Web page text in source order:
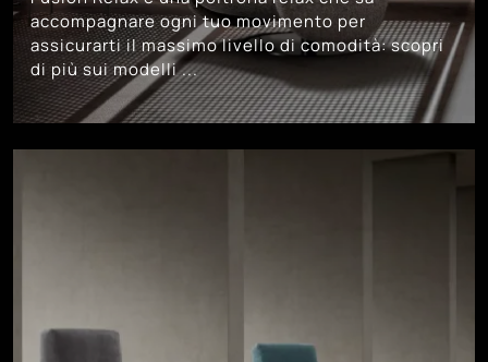
accompagnare ogni tuo movimento per
assicurarti il massimo livello di comodità: scopri
di più sui modelli ...